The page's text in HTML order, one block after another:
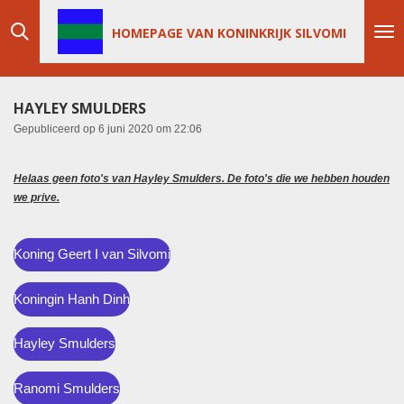
direct
de
HOMEPAGE VAN KONINKRIJK SILVOMI
HAYLEY SMULDERS
Gepubliceerd op 6 juni 2020 om 22:06
Helaas geen foto's van Hayley Smulders. De foto's die we hebben houden
we prive.
Koning Geert I van Silvomi
Koningin Hanh Dinh
Hayley Smulders
Ranomi Smulders